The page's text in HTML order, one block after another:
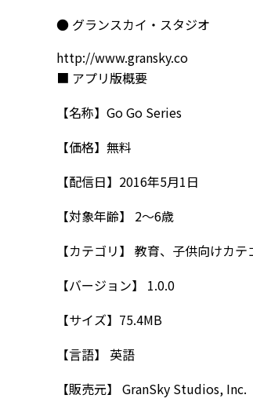
● グランスカイ・スタジオ
http://www.gransky.co
■ アプリ版概要
【名称】Go Go Series
【価格】無料
【配信日】2016年5月1日
【対象年齢】 2～6歳
【カテゴリ】 教育、子供向けカテ
【バージョン】 1.0.0
【サイズ】75.4MB
【言語】 英語
【販売元】 GranSky Studios, Inc.